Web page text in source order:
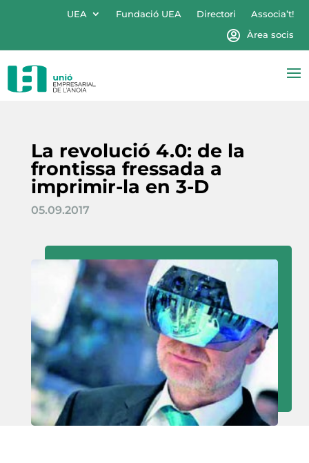
UEA Fundació UEA Directori
Associa’t!
Àrea socis
La revolució 4.0: de la
frontissa fressada a
imprimir-la en 3-D
05.09.2017